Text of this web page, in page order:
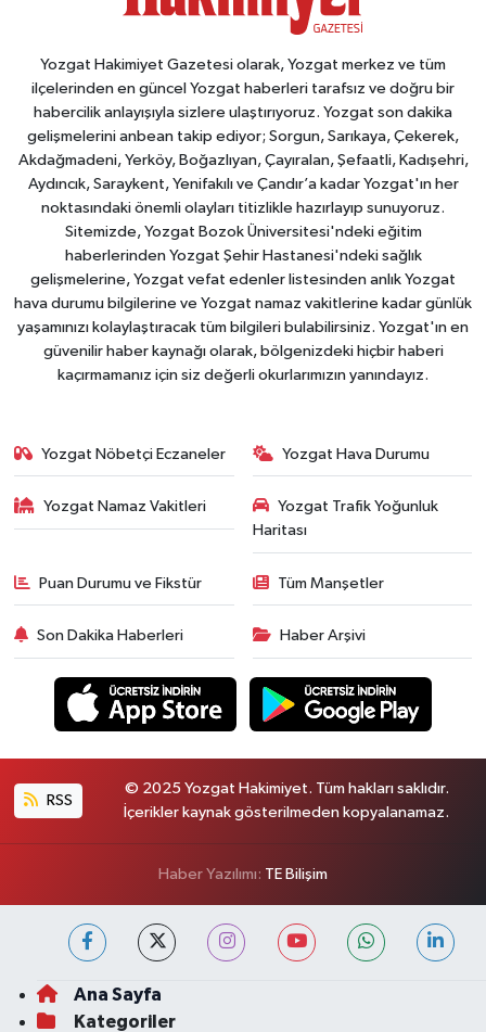
Yozgat Hakimiyet Gazetesi olarak, Yozgat merkez ve tüm
ilçelerinden en güncel Yozgat haberleri tarafsız ve doğru bir
habercilik anlayışıyla sizlere ulaştırıyoruz. Yozgat son dakika
gelişmelerini anbean takip ediyor; Sorgun, Sarıkaya, Çekerek,
Akdağmadeni, Yerköy, Boğazlıyan, Çayıralan, Şefaatli, Kadışehri,
Aydıncık, Saraykent, Yenifakılı ve Çandır’a kadar Yozgat'ın her
noktasındaki önemli olayları titizlikle hazırlayıp sunuyoruz.
Sitemizde, Yozgat Bozok Üniversitesi'ndeki eğitim
haberlerinden Yozgat Şehir Hastanesi'ndeki sağlık
gelişmelerine, Yozgat vefat edenler listesinden anlık Yozgat
hava durumu bilgilerine ve Yozgat namaz vakitlerine kadar günlük
yaşamınızı kolaylaştıracak tüm bilgileri bulabilirsiniz. Yozgat'ın en
güvenilir haber kaynağı olarak, bölgenizdeki hiçbir haberi
kaçırmamanız için siz değerli okurlarımızın yanındayız.
Yozgat Nöbetçi Eczaneler Yozgat Hava Durumu
Yozgat Namaz Vakitleri
Yozgat Trafik Yoğunluk
Haritası
Puan Durumu ve Fikstür Tüm Manşetler
Son Dakika Haberleri Haber Arşivi
RSS
© 2025 Yozgat Hakimiyet. Tüm hakları saklıdır.
İçerikler kaynak gösterilmeden kopyalanamaz.
Haber Yazılımı: TE Bilişim
Ana Sayfa
Kategoriler